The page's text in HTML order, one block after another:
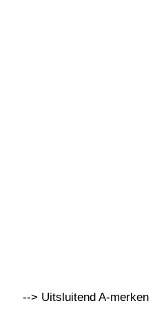
--> Uitsluitend A-merken